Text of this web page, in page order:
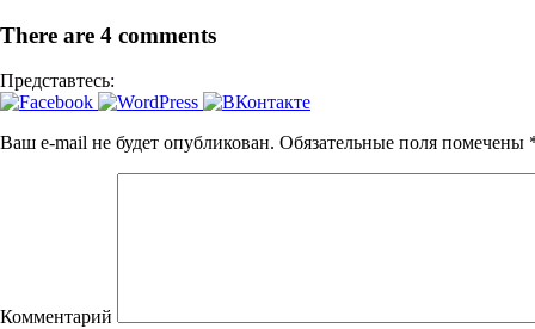
There are 4 comments
Представтесь:
Ваш e-mail не будет опубликован. Обязательные поля помечены
Комментарий